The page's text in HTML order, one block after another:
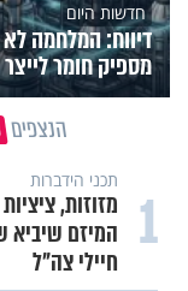
חדשות היום
דיווח: המלחמה
מספיק חומר לייצר כ-10
הנצפים
1 תכני הידברות
מזוזות,
המיזם שיביא
חיילי צה"ל